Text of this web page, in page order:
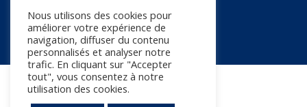
© Copyright 2026. Tous droits réservés
Nous utilisons des cookies pour
améliorer votre expérience de
navigation, diffuser du contenu
personnalisés et analyser notre
trafic. En cliquant sur "Accepter
tout", vous consentez à notre
utilisation des cookies.